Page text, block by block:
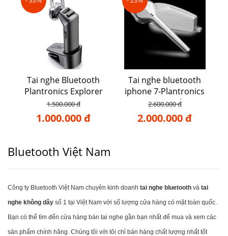
Tai nghe Bluetooth
Plantronics Explorer
102
1.500.000 đ
1.000.000 đ
Tai nghe bluetooth
iphone 7-Plantronics
Voyager Edge
2.600.000 đ
2.000.000 đ
Bluetooth Việt Nam
Công ty Bluetooth Việt Nam chuyên kinh doanh tai nghe bluetooth và tai
nghe không dây số 1 tại Việt Nam với số lượng cửa hàng có mặt toàn quốc.
Bạn có thể tìm đến cửa hàng bán tai nghe gần bạn nhất để mua và xem các
sản phẩm chính hãng. Chúng tôi với tôi chỉ bán hàng chất lượng nhất tốt